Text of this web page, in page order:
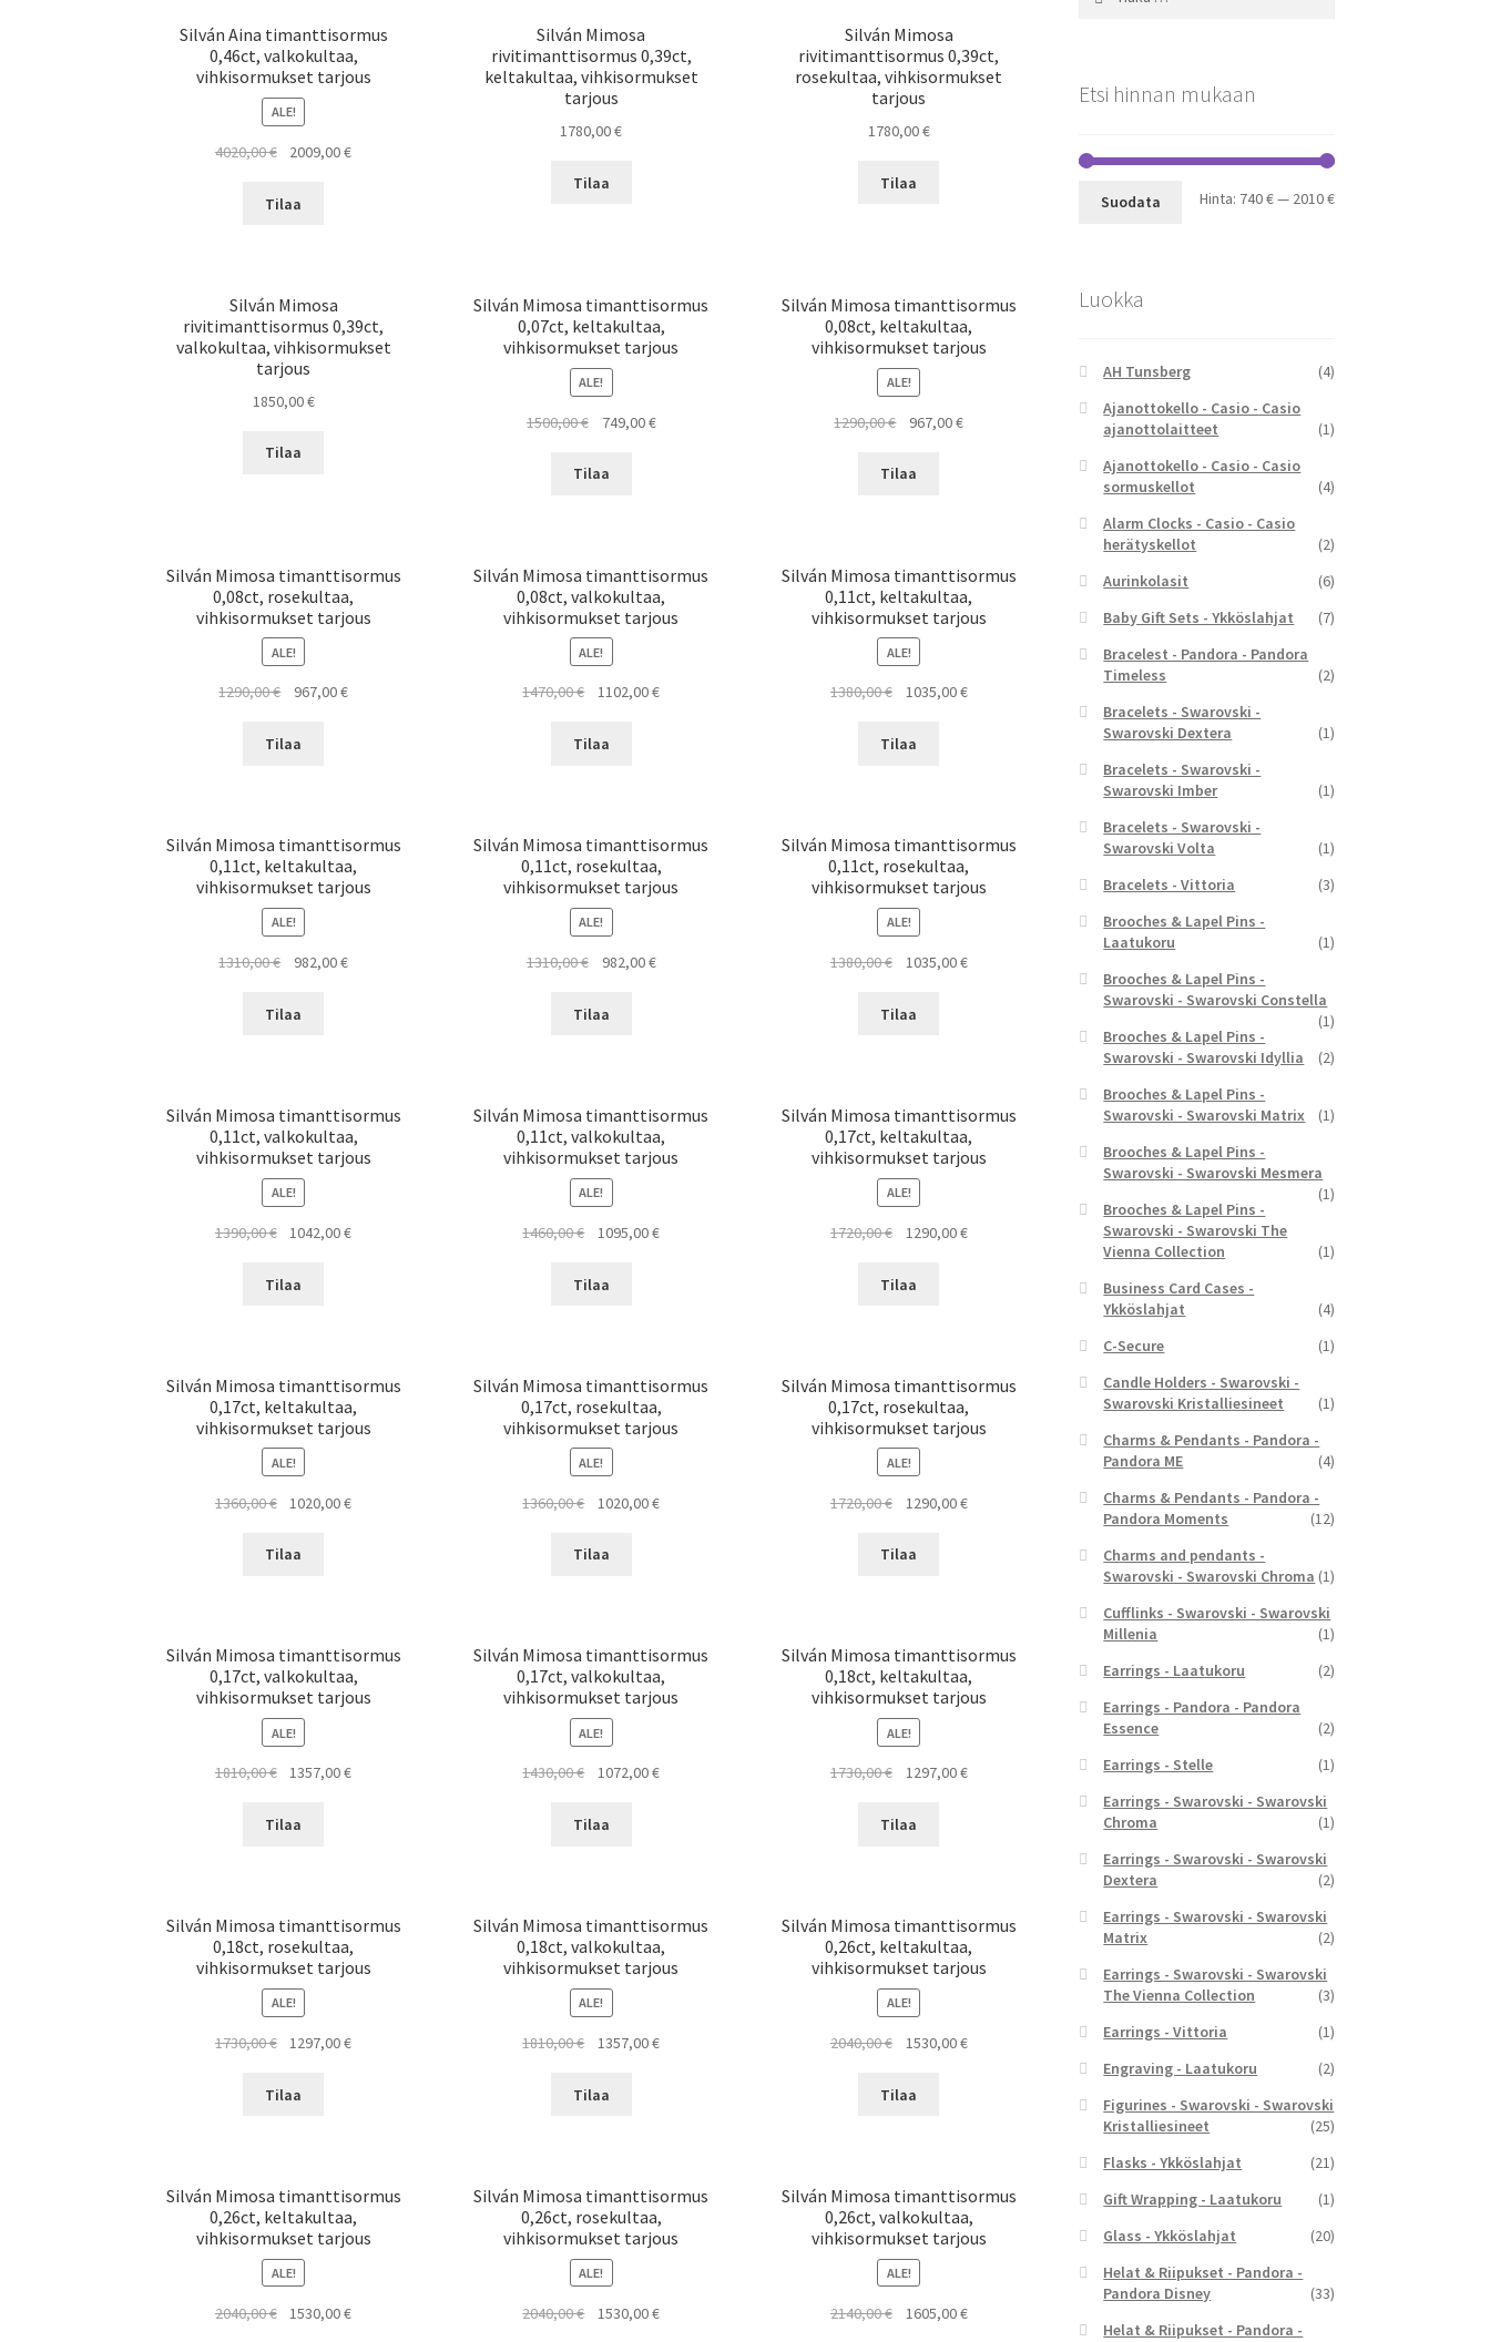
Silván Aina timanttisormus
0,46ct, valkokultaa,
vihkisormukset tarjous
ALE!
4020,00€
Alkuperäinen
oli:
2009,00€Nykyinen
Tilaa
Silván Mimosa
rivitimanttisormus 0,39ct,
keltakultaa, vihkisormukset
tarjous
1780,00€
Tilaa
Silván Mimosa
rivitimanttisormus 0,39ct,
rosekultaa, vihkisormukset
tarjous
1780,00€
Tilaa
Silván Mimosa
rivitimanttisormus 0,39ct,
valkokultaa, vihkisormukset
tarjous
1850,00€
Tilaa
Silván Mimosa timanttisormus
0,07ct, keltakultaa,
vihkisormukset tarjous
ALE!
1500,00€
Alkuperäinen
oli:
749,00€Nykyinen
Tilaa
Silván Mimosa timanttisormus
0,08ct, keltakultaa,
vihkisormukset tarjous
ALE!
1290,00€
Alkuperäinen
oli:
967,00€Nykyinen
Tilaa
Silván Mimosa timanttisormus
0,08ct, rosekultaa,
vihkisormukset tarjous
ALE!
1290,00€
Alkuperäinen
oli:
967,00€Nykyinen
Tilaa
Silván Mimosa timanttisormus
0,08ct, valkokultaa,
vihkisormukset tarjous
ALE!
1470,00€
Alkuperäinen
oli:
1102,00€Nykyinen
Tilaa
Silván Mimosa timanttisormus
0,11ct, keltakultaa,
vihkisormukset tarjous
ALE!
1380,00€
Alkuperäinen
oli:
1035,00€Nykyinen
Tilaa
Silván Mimosa timanttisormus
0,11ct, keltakultaa,
vihkisormukset tarjous
ALE!
1310,00€
Alkuperäinen
oli:
982,00€Nykyinen
Tilaa
Silván Mimosa timanttisormus
0,11ct, rosekultaa,
vihkisormukset tarjous
ALE!
1310,00€
Alkuperäinen
oli:
982,00€Nykyinen
Tilaa
Silván Mimosa timanttisormus
0,11ct, rosekultaa,
vihkisormukset tarjous
ALE!
1380,00€
Alkuperäinen
oli:
1035,00€Nykyinen
Tilaa
Silván Mimosa timanttisormus
0,11ct, valkokultaa,
vihkisormukset tarjous
ALE!
1390,00€
Alkuperäinen
oli:
1042,00€Nykyinen
Tilaa
Silván Mimosa timanttisormus
0,11ct, valkokultaa,
vihkisormukset tarjous
ALE!
1460,00€
Alkuperäinen
oli:
1095,00€Nykyinen
Tilaa
Silván Mimosa timanttisormus
0,17ct, keltakultaa,
vihkisormukset tarjous
ALE!
1720,00€
Alkuperäinen
oli:
1290,00€Nykyinen
Tilaa
Silván Mimosa timanttisormus
0,17ct, keltakultaa,
vihkisormukset tarjous
ALE!
1360,00€
Alkuperäinen
oli:
1020,00€Nykyinen
Tilaa
Silván Mimosa timanttisormus
0,17ct, rosekultaa,
vihkisormukset tarjous
ALE!
1360,00€
Alkuperäinen
oli:
1020,00€Nykyinen
Tilaa
Silván Mimosa timanttisormus
0,17ct, rosekultaa,
vihkisormukset tarjous
ALE!
1720,00€
Alkuperäinen
oli:
1290,00€Nykyinen
Tilaa
Silván Mimosa timanttisormus
0,17ct, valkokultaa,
vihkisormukset tarjous
ALE!
1810,00€
Alkuperäinen
oli:
1357,00€Nykyinen
Tilaa
Silván Mimosa timanttisormus
0,17ct, valkokultaa,
vihkisormukset tarjous
ALE!
1430,00€
Alkuperäinen
oli:
1072,00€Nykyinen
Tilaa
Silván Mimosa timanttisormus
0,18ct, keltakultaa,
vihkisormukset tarjous
ALE!
1730,00€
Alkuperäinen
oli:
1297,00€Nykyinen
Tilaa
Silván Mimosa timanttisormus
0,18ct, rosekultaa,
vihkisormukset tarjous
ALE!
1730,00€
Alkuperäinen
oli:
1297,00€Nykyinen
Tilaa
Silván Mimosa timanttisormus
0,18ct, valkokultaa,
vihkisormukset tarjous
ALE!
1810,00€
Alkuperäinen
oli:
1357,00€Nykyinen
Tilaa
Silván Mimosa timanttisormus
0,26ct, keltakultaa,
vihkisormukset tarjous
ALE!
2040,00€
Alkuperäinen
oli:
1530,00€Nykyinen
Tilaa
Silván Mimosa timanttisormus
0,26ct, keltakultaa,
vihkisormukset tarjous
ALE!
2040,00€
Alkuperäinen
1530,00€Nykyinen
Silván Mimosa timanttisormus
0,26ct, rosekultaa,
vihkisormukset tarjous
ALE!
2040,00€
Alkuperäinen
1530,00€Nykyinen
Silván Mimosa timanttisormus
0,26ct, valkokultaa,
vihkisormukset tarjous
ALE!
2140,00€
Alkuperäinen
1605,00€Nykyinen
Etsi hinnan mukaan
Minimihinta
Maksimihinta
Suodata Hinta: 740 €— 2010 €
Luokka
AH Tunsberg
(4)
Ajanottokello - Casio - Casio
ajanottolaitteet
(1)
Ajanottokello - Casio - Casio
sormuskellot
(4)
Alarm Clocks - Casio - Casio
herätyskellot
(2)
Aurinkolasit
(6)
Baby Gift Sets - Ykköslahjat
(7)
Bracelest - Pandora - Pandora
Timeless
(2)
Bracelets - Swarovski -
Swarovski Dextera
(1)
Bracelets - Swarovski -
Swarovski Imber
(1)
Bracelets - Swarovski -
Swarovski Volta
(1)
Bracelets - Vittoria
(3)
Brooches & Lapel Pins -
Laatukoru
(1)
Brooches & Lapel Pins -
Swarovski - Swarovski Constella
(1)
Brooches & Lapel Pins -
Swarovski - Swarovski Idyllia
(2)
Brooches & Lapel Pins -
Swarovski - Swarovski Matrix
(1)
Brooches & Lapel Pins -
Swarovski - Swarovski Mesmera
(1)
Brooches & Lapel Pins -
Swarovski - Swarovski The
Vienna Collection
(1)
Business Card Cases -
Ykköslahjat
(4)
C-Secure
(1)
Candle Holders - Swarovski -
Swarovski Kristalliesineet
(1)
Charms & Pendants - Pandora -
Pandora ME
(4)
Charms & Pendants - Pandora -
Pandora Moments
(12)
Charms and pendants -
Swarovski - Swarovski Chroma (1)
Cufflinks - Swarovski - Swarovski
Millenia
(1)
Earrings - Laatukoru
(2)
Earrings - Pandora - Pandora
Essence
(2)
Earrings - Stelle
(1)
Earrings - Swarovski - Swarovski
Chroma
(1)
Earrings - Swarovski - Swarovski
Dextera
(2)
Earrings - Swarovski - Swarovski
Matrix
(2)
Earrings - Swarovski - Swarovski
The Vienna Collection
(3)
Earrings - Vittoria
(1)
Engraving - Laatukoru
(2)
Figurines - Swarovski - Swarovski
Kristalliesineet
(25)
Flasks - Ykköslahjat
(21)
Gift Wrapping - Laatukoru
(1)
Glass - Ykköslahjat
(20)
Helat & Riipukset - Pandora -
Pandora Disney
(33)
Helat & Riipukset - Pandora -